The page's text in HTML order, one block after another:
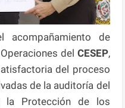
de
del CESEP,
del proceso
de la auditoría del
la Protección de los